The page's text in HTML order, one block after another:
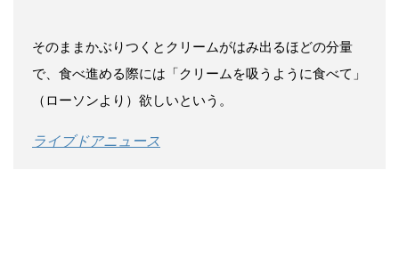
そのままかぶりつくとクリームがはみ出るほどの分量
で、食べ進める際には「クリームを吸うように食べて」
（ローソンより）欲しいという。
ライブドアニュース